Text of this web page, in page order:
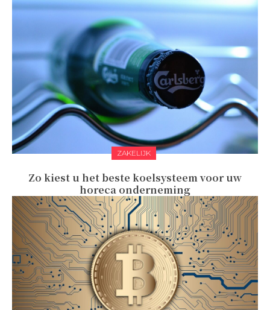
ZAKELIJK
Zo kiest u het beste koelsysteem voor uw
horeca onderneming